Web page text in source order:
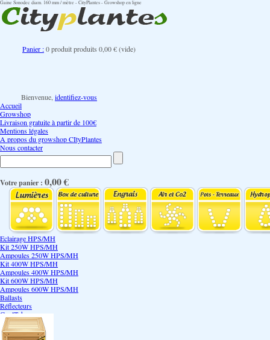
Gaine Sonodec diam. 160 mm / mètre - CityPlantes - Growshop en ligne
Panier :0produitproduits 0,00 €(vide)
Bienvenue, identifiez-vous
Accueil
Growshop
Livraison gratuite à partir de 100€
Mentions légales
A propos du growshop CItyPlantes
Nous contacter
Votre panier : 0,00 €
Eclairage HPS/MH
Kit 250W HPS/MH
Ampoules 250W HPS/MH
Kit 400W HPS/MH
Ampoules 400W HPS/MH
Kit 600W HPS/MH
Ampoules 600W HPS/MH
Ballasts
Réflecteurs
CoolTube
Accessoires
Eclairages LEDs